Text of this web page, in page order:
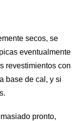
secos, se
eventualmente
revestimientos con
base de cal, y si
pronto,